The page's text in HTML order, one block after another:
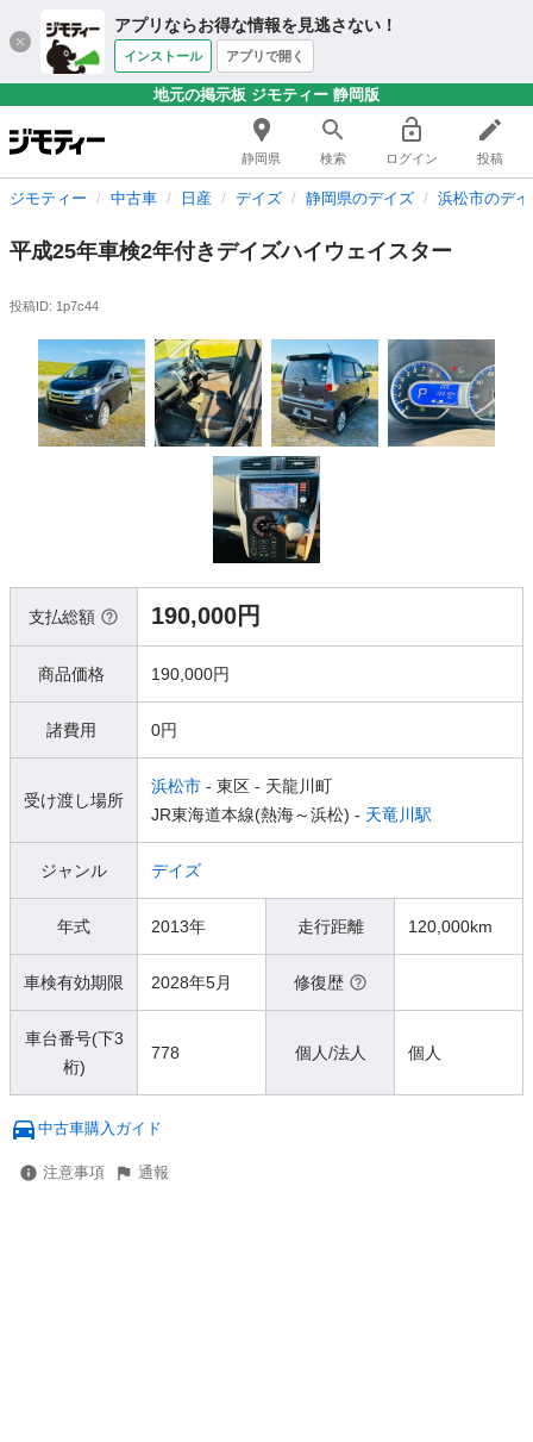
アプリならお得な情報を見逃さない！
インストール アプリで開く
地元の掲示板 ジモティー 静岡版
静岡県 検索 ログイン 投稿
ジモティー 中古車 日産 デイズ 静岡県のデイズ 浜松市のデ
平成25年車検2年付きデイズハイウェイスター
投稿ID: 1p7c44
支払総額 190,000円
商品価格 190,000円
諸費用 0円
受け渡し場所
浜松市 - 東区 - 天龍川町
JR東海道本線(熱海～浜松) - 天竜川駅
ジャンル デイズ
年式 2013年 走行距離 120,000km
車検有効期限 2028年5月 修復歴
車台番号(下3
桁)
778 個人/法人 個人
中古車購入ガイド
注意事項 通報